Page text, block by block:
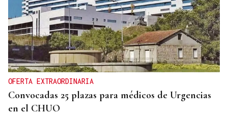
OFERTA EXTRAORDINARIA
Convocadas 25 plazas para médicos de Urgencias
en el CHUO